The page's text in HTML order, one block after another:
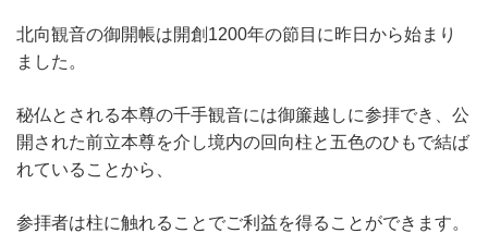
北向観音の御開帳は開創1200年の節目に昨日から始まり
ました。
秘仏とされる本尊の千手観音には御簾越しに参拝でき、公
開された前立本尊を介し境内の回向柱と五色のひもで結ば
れていることから、
参拝者は柱に触れることでご利益を得ることができます。